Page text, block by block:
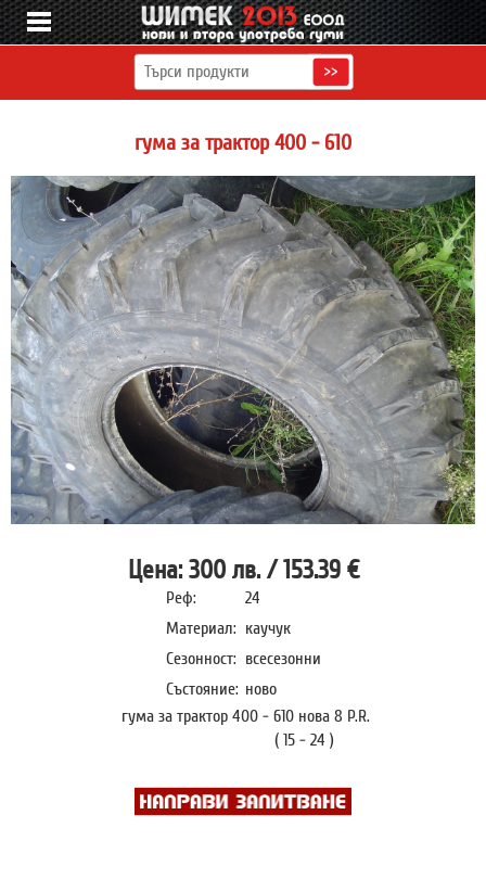
гума за трактор 400 - 610
Цена:300лв. /153.39€
Реф:
24
Материал: каучук
Сезонност: всесезонни
Състояние: ново
гума за трактор 400 - 610 нова 8 P.R.
( 15 - 24 )